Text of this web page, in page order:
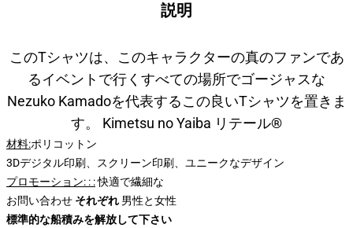
説明
このTシャツは、このキャラクターの真のファンであ
るイベントで行くすべての場所でゴージャスな
Nezuko Kamadoを代表するこの良いTシャツを置きま
す。 Kimetsu no Yaiba リテール®
材料:ポリコットン
3Dデジタル印刷、スクリーン印刷、ユニークなデザイン
プロモーション: : :快適で繊細な
お問い合わせ それぞれ 男性と女性
標準的な船積みを解放して下さい